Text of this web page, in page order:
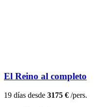
El Reino al completo
19 días desde 3175 € /pers.